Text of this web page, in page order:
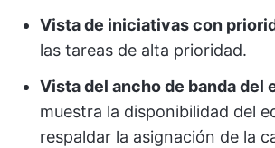
Vista de iniciativas con
las tareas de alta prioridad.
Vista del ancho de banda del
muestra la disponibilidad del
respaldar la asignación de la